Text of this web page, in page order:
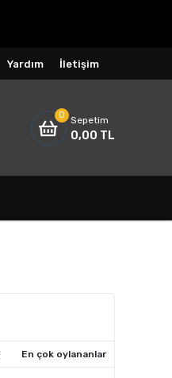
Yardım İletişim
0 Sepetim
0,00 TL
En çok oylananlar